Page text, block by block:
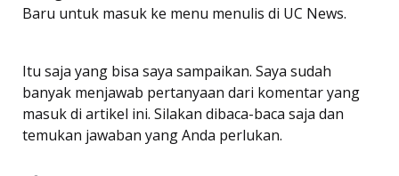
Baru untuk masuk ke menu menulis di UC News.
Itu saja yang bisa saya sampaikan. Saya sudah
banyak menjawab pertanyaan dari komentar yang
masuk di artikel ini. Silakan dibaca-baca saja dan
temukan jawaban yang Anda perlukan.